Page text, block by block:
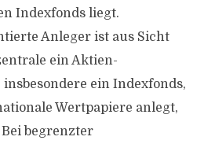
Indexfonds liegt.
Anleger ist aus Sicht
ein Aktien-
ein Indexfonds,
Wertpapiere anlegt,
Bei begrenzter